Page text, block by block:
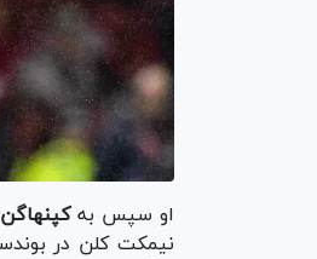
او سپس بهکپنهاگن